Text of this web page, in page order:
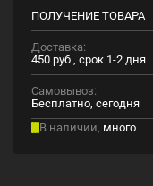
ПОЛУЧЕНИЕ ТОВАРА
Доставка:
450 руб , срок 1-2 дня
Самовывоз:
Бесплатно, сегодня
В наличии, много